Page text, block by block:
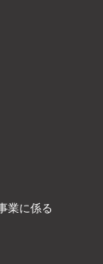
業に係る